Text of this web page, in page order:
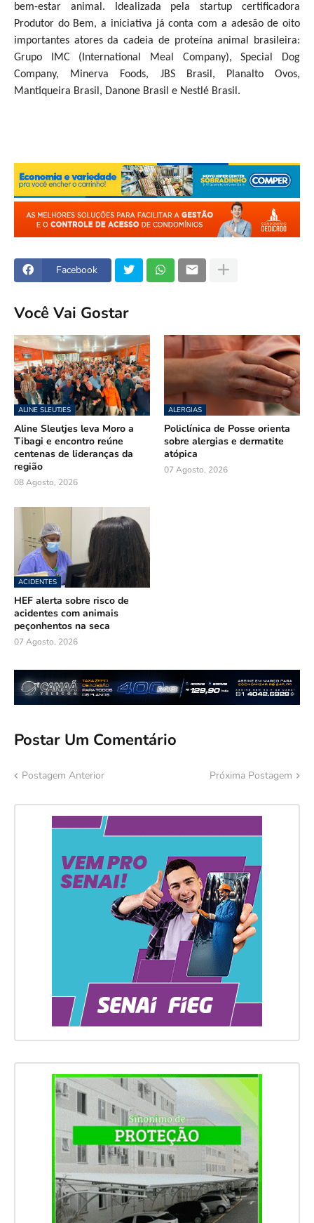
bem-estar animal. Idealizada pela startup certificadora
Produtor do Bem, a iniciativa já conta com a adesão de oito
importantes atores da cadeia de proteína animal brasileira:
Grupo IMC (International Meal Company), Special Dog
Company, Minerva Foods, JBS Brasil, Planalto Ovos,
Mantiqueira Brasil, Danone Brasil e Nestlé Brasil.
Facebook
Você Vai Gostar
ALINE SLEUTJES
Aline Sleutjes leva Moro a
Tibagi e encontro reúne
centenas de lideranças da
região
08 Agosto, 2026
ALERGIAS
Policlínica de Posse orienta
sobre alergias e dermatite
atópica
07 Agosto, 2026
ACIDENTES
HEF alerta sobre risco de
acidentes com animais
peçonhentos na seca
07 Agosto, 2026
Postar Um Comentário
Postagem Anterior Próxima Postagem